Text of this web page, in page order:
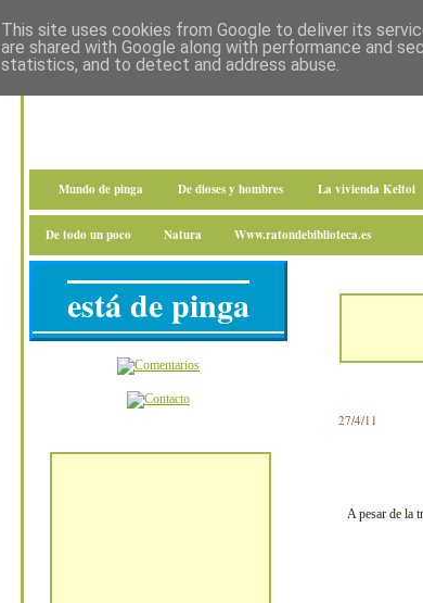
Mundo de pinga De dioses y hombres La vivienda Keltoi
De todo un poco Natura Www.ratondebiblioteca.es
27/4/11
A pesar de la
está de pinga
This site uses cookies from Google to deliver its
are shared with Google along with performance and
statistics, and to detect and address abuse.